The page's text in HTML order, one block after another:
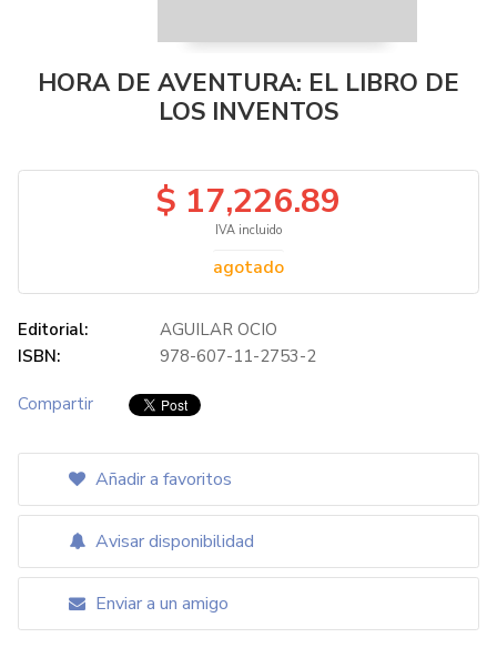
HORA DE AVENTURA: EL LIBRO DE
LOS INVENTOS
$ 17,226.89
IVA incluido
agotado
Editorial:
AGUILAR OCIO
ISBN:
978-607-11-2753-2
Compartir
Añadir a favoritos
Avisar disponibilidad
Enviar a un amigo